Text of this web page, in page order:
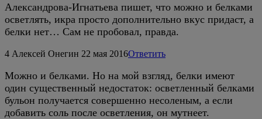
Александрова-Игнатьева пишет, что можно и белками
осветлять, икра просто дополнительно вкус придаст, а
белки нет… Сам не пробовал, правда.
4 Алексей Онегин 22 мая 2016Ответить
Можно и белками. Но на мой взгляд, белки имеют
один существенный недостаток: осветленный белками
бульон получается совершенно несоленым, а если
добавить соль после осветления, он мутнеет.